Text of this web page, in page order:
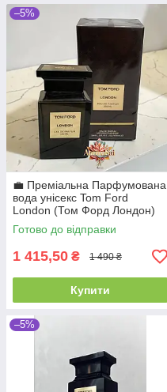
–5%
💼 Преміальна Парфумована
вода унісекс Tom Ford
London (Том Форд Лондон)
100 мл. Стійкий деревний
аромат
Готово до відправки
1 415,50 ₴ 1 490 ₴
Купити
–5%